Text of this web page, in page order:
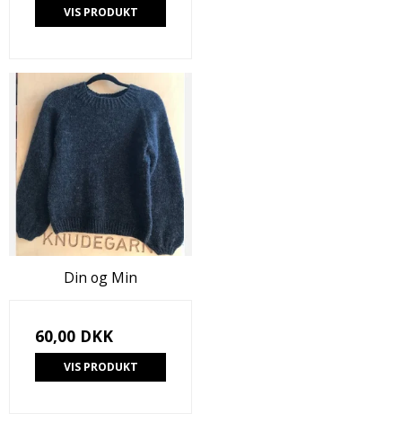
VIS PRODUKT
Din og Min
60,00 DKK
VIS PRODUKT